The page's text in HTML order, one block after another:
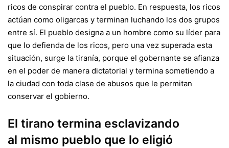
ricos de conspirar contra el pueblo. En respuesta, los ricos
actúan como oligarcas y terminan luchando los dos grupos
entre sí. El pueblo designa a un hombre como su líder para
que lo defienda de los ricos, pero una vez superada esta
situación, surge la tiranía, porque el gobernante se afianza
en el poder de manera dictatorial y termina sometiendo a
la ciudad con toda clase de abusos que le permitan
conservar el gobierno.
El tirano termina esclavizando
al mismo pueblo que lo eligió